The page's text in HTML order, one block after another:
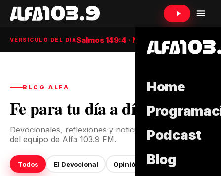
Home
Podcast
Blog
VERSÍCULO DEL DÍASalmos 149:4 · NTV
BLOG ALFA
Fe para tu día a día
Devocionales, reflexiones y noticias para tu familia,
del equipo de Alfa 103.9 FM.
Todos El Devocional Opinión